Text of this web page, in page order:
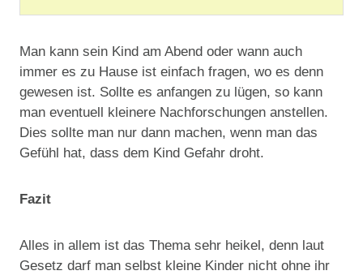
Man kann sein Kind am Abend oder wann auch
immer es zu Hause ist einfach fragen, wo es denn
gewesen ist. Sollte es anfangen zu lügen, so kann
man eventuell kleinere Nachforschungen anstellen.
Dies sollte man nur dann machen, wenn man das
Gefühl hat, dass dem Kind Gefahr droht.
Fazit
Alles in allem ist das Thema sehr heikel, denn laut
Gesetz darf man selbst kleine Kinder nicht ohne ihr